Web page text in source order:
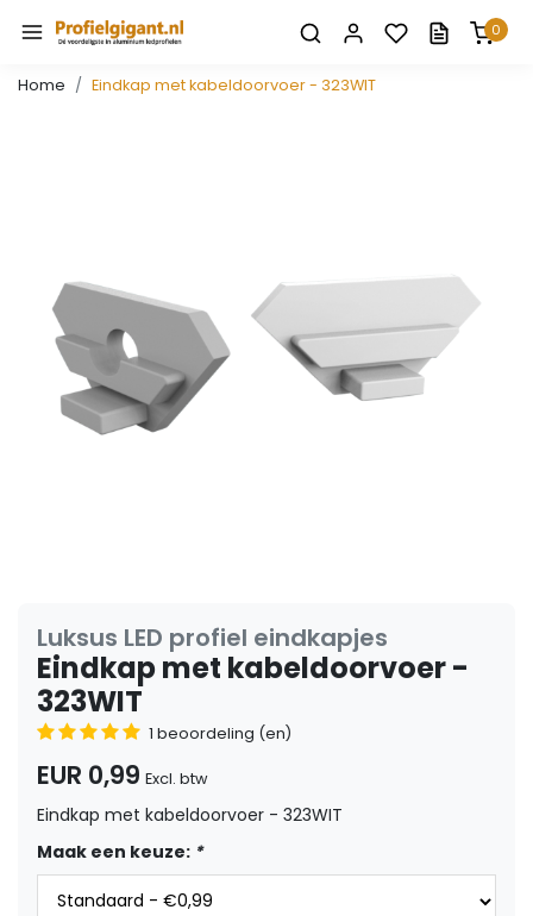
0
Home Eindkap met kabeldoorvoer - 323WIT
Luksus LED profiel eindkapjes
Eindkap met kabeldoorvoer -
323WIT
1 beoordeling (en)
EUR 0,99 Excl. btw
Eindkap met kabeldoorvoer - 323WIT
Maak een keuze: *